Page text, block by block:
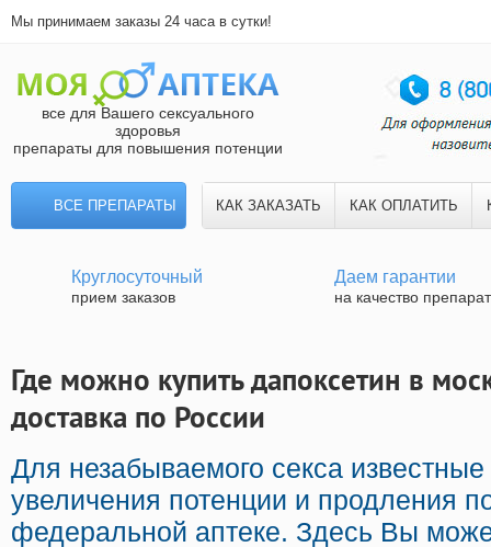
Мы принимаем заказы 24 часа в сутки!
все для Вашего сексуального
здоровья
препараты для повышения потенции
ВСЕ ПРЕПАРАТЫ КАК ЗАКАЗАТЬ КАК ОПЛАТИТЬ
Круглосуточный
прием заказов
Даем гарантии
на качество
Где можно купить дапоксетин в
доставка по России
Для незабываемого секса
увеличения потенции и продления
федеральной аптеке. Здесь Вы